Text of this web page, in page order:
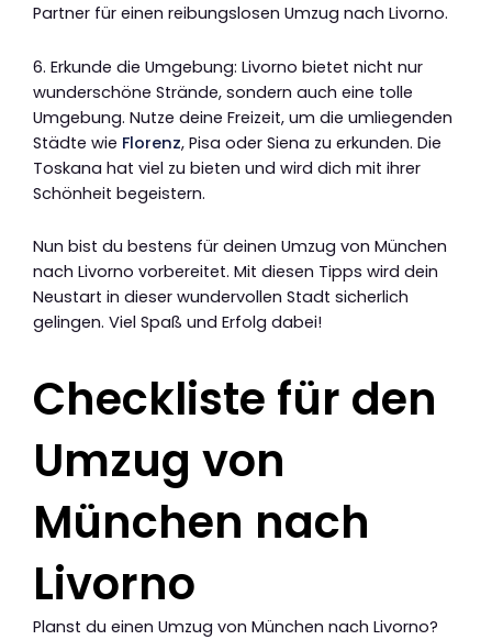
Partner für einen reibungslosen Umzug nach Livorno.
6. Erkunde die Umgebung: Livorno bietet nicht nur
wunderschöne Strände, sondern auch eine tolle
Umgebung. Nutze deine Freizeit, um die umliegenden
Städte wie Florenz, Pisa oder Siena zu erkunden. Die
Toskana hat viel zu bieten und wird dich mit ihrer
Schönheit begeistern.
Nun bist du bestens für deinen Umzug von München
nach Livorno vorbereitet. Mit diesen Tipps wird dein
Neustart in dieser wundervollen Stadt sicherlich
gelingen. Viel Spaß und Erfolg dabei!
Checkliste für den
Umzug von
München nach
Livorno
Planst du einen Umzug von München nach Livorno?